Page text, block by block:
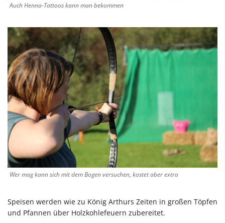
Auch Henna-Tattoos kann man bekommen
Wer mag kann sich mit dem Bogen versuchen, kostet aber extra
Speisen werden wie zu König Arthurs Zeiten in großen Töpfen
und Pfannen über Holzkohlefeuern zubereitet.